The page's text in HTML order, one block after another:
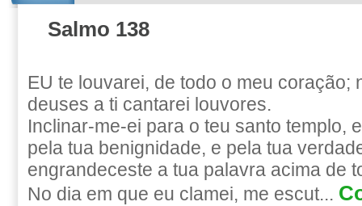
Salmo 138
EU te louvarei, de todo o meu coração;
deuses a ti cantarei louvores.
Inclinar-me-ei para o teu santo templo,
pela tua benignidade, e pela tua
engrandeceste a tua palavra acima de
No dia em que eu clamei, me escut...